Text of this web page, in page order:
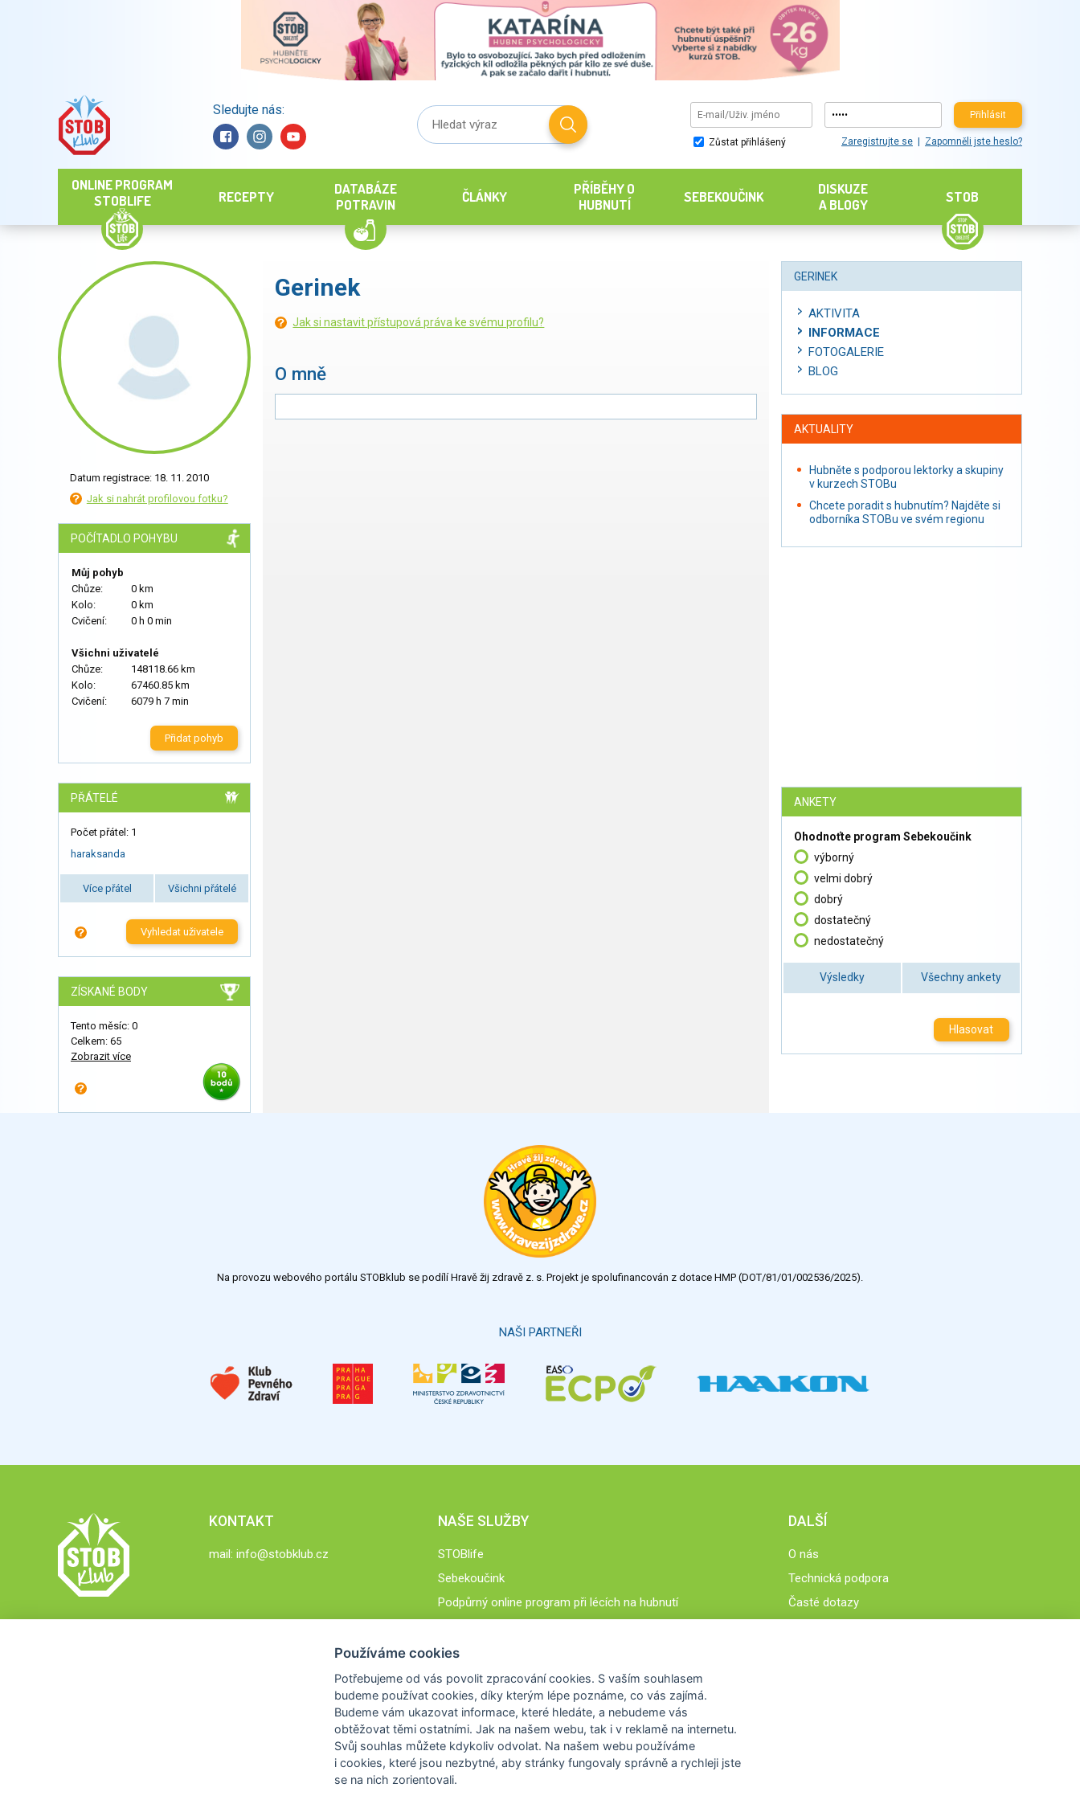
Sledujte nás: Přihlásit
Zůstat přihlášený Zaregistrujte se Zapomněli jste heslo?
ONLINE PROGRAM
STOBLIFE
RECEPTY
DATABÁZE
POTRAVIN
ČLÁNKY
PŘÍBĚHY O
HUBNUTÍ
SEBEKOUČINK
DISKUZE
A BLOGY
STOB
Datum registrace: 18. 11. 2010
Jak si nahrát profilovou fotku?
POČÍTADLO POHYBU
Můj pohyb
Chůze:
0 km
Kolo:
0 km
Cvičení:
0 h 0 min
Všichni uživatelé
Chůze:
148118.66 km
Kolo:
67460.85 km
Cvičení:
6079 h 7 min
Přidat pohyb
PŘÁTELÉ
Počet přátel: 1
haraksanda
Více přátel Všichni přátelé
Vyhledat uživatele
ZÍSKANÉ BODY
Tento měsíc: 0
Celkem: 65
Zobrazit více
Gerinek
Jak si nastavit přístupová práva ke svému profilu?
O mně
GERINEK
AKTIVITA
INFORMACE
FOTOGALERIE
BLOG
AKTUALITY
Hubněte s podporou lektorky a skupiny
v kurzech STOBu
Chcete poradit s hubnutím? Najděte si
odborníka STOBu ve svém regionu
ANKETY
Ohodnoťte program Sebekoučink
výborný
velmi dobrý
dobrý
dostatečný
nedostatečný
Výsledky Všechny ankety
Hlasovat
Na provozu webového portálu STOBklub se podílí Hravě žij zdravě z. s. Projekt je spolufinancován z dotace HMP (DOT/81/01/002536/2025).
NAŠI PARTNEŘI
KONTAKT
mail: info@stobklub.cz
NAŠE SLUŽBY
STOBlife
Sebekoučink
Podpůrný online program při lécích na hubnutí
DALŠÍ
O nás
Technická podpora
Časté dotazy
Používáme cookies
Potřebujeme od vás povolit zpracování cookies. S vaším souhlasem
budeme používat cookies, díky kterým lépe poznáme, co vás zajímá.
Budeme vám ukazovat informace, které hledáte, a nebudeme vás
obtěžovat těmi ostatními. Jak na našem webu, tak i v reklamě na internetu.
Svůj souhlas můžete kdykoliv odvolat. Na našem webu používáme
i cookies, které jsou nezbytné, aby stránky fungovaly správně a rychleji jste
se na nich zorientovali.